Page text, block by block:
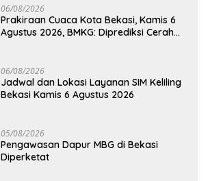
06/08/2026
Prakiraan Cuaca Kota Bekasi, Kamis 6
Agustus 2026, BMKG: Diprediksi Cerah
06/08/2026
Jadwal dan Lokasi Layanan SIM Keliling
Bekasi Kamis 6 Agustus 2026
05/08/2026
Pengawasan Dapur MBG di Bekasi
Diperketat